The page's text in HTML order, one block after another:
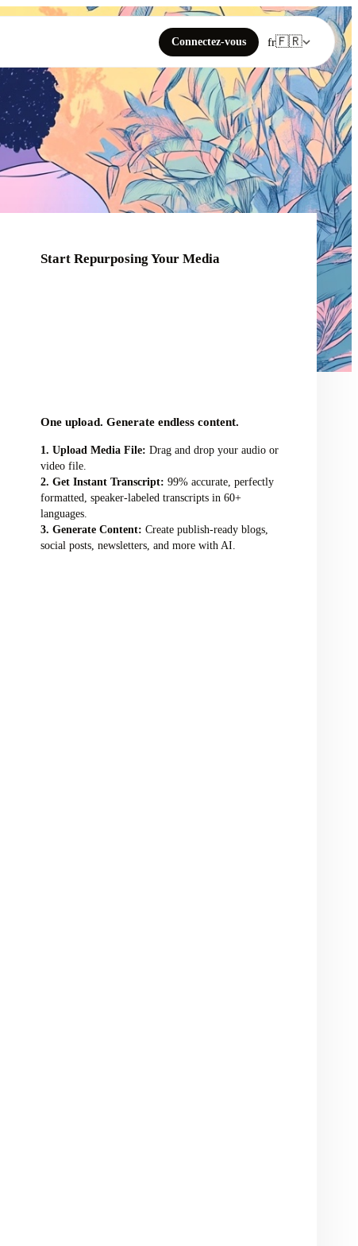
Connectez-vous fr🇫🇷
Start Repurposing Your Media
One upload. Generate endless content.
Upload Media File: Drag and drop your audio or
video file.
Get Instant Transcript: 99% accurate, perfectly
formatted, speaker-labeled transcripts in 60+
languages.
Generate Content: Create publish-ready blogs,
social posts, newsletters, and more with AI.